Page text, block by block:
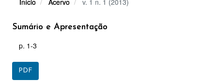
Início Acervo v. 1 n. 1 (2013)
Sumário e Apresentação
p. 1-3
PDF